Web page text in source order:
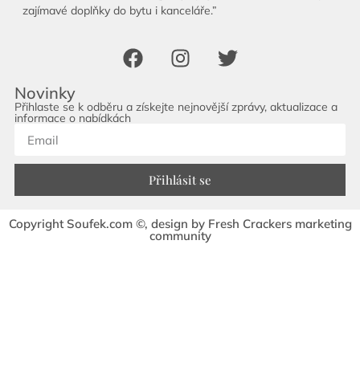
zajímavé doplňky do bytu i kanceláře.”
Novinky
Přihlaste se k odběru a získejte nejnovější zprávy, aktualizace a
informace o nabídkách
Přihlásit se
Copyright Soufek.com ©, design by Fresh Crackers marketing
community